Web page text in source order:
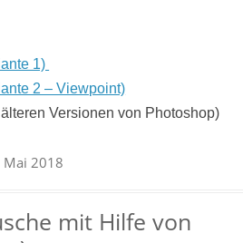
1)
2 – Viewpoint)
Versionen von Photoshop)
2018
mit Hilfe von